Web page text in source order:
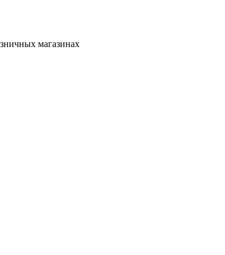
магазинах